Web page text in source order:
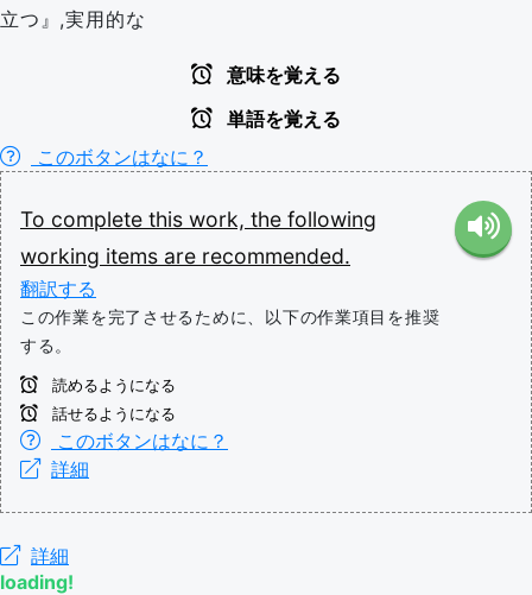
立つ』,実用的な
意味を覚える
単語を覚える
このボタンはなに？
To complete this work, the following
working items are recommended.
翻訳する
この作業を完了させるために、以下の作業項目を推奨
する。
読めるようになる
話せるようになる
このボタンはなに？
詳細
詳細
loading!